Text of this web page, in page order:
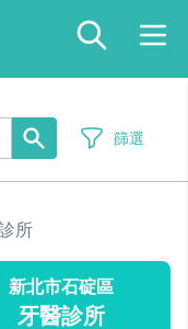
篩選
所
新北市石碇區
牙醫診所